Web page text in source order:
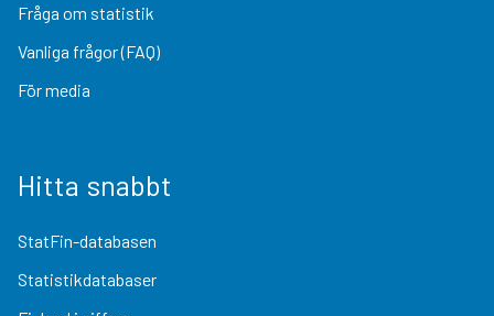
Fråga om statistik
Vanliga frågor (FAQ)
För media
Hitta snabbt
StatFin-databasen
Statistikdatabaser